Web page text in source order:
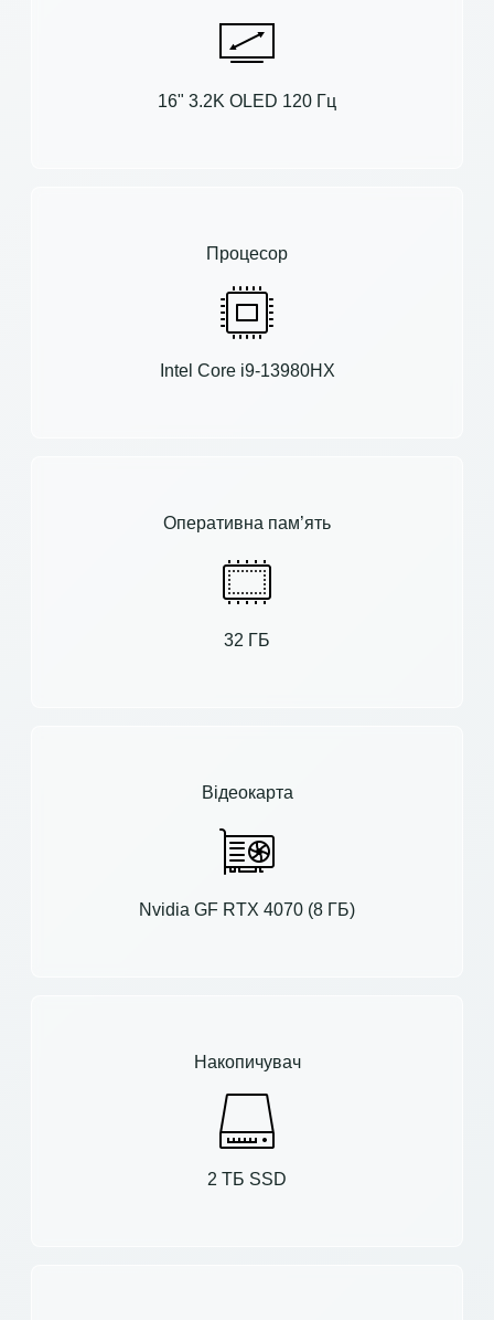
16" 3.2K OLED 120 Гц
Процесор
Intel Core i9-13980HX
Оперативна пам’ять
32 ГБ
Відеокарта
Nvidia GF RTX 4070 (8 ГБ)
Накопичувач
2 ТБ SSD